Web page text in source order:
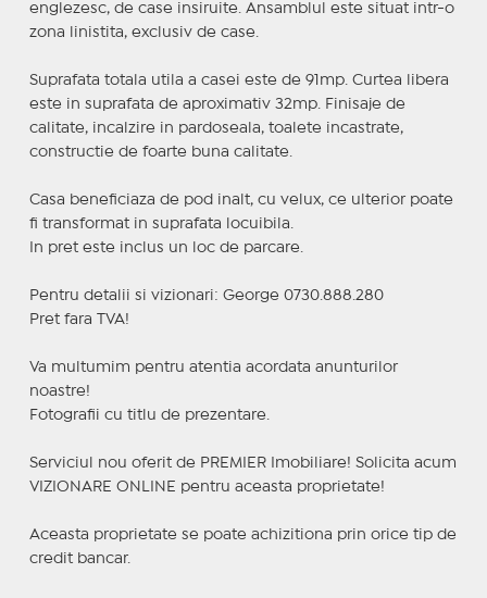
englezesc, de case insiruite. Ansamblul este situat intr-o
zona linistita, exclusiv de case.
Suprafata totala utila a casei este de 91mp. Curtea libera
este in suprafata de aproximativ 32mp. Finisaje de
calitate, incalzire in pardoseala, toalete incastrate,
constructie de foarte buna calitate.
Casa beneficiaza de pod inalt, cu velux, ce ulterior poate
fi transformat in suprafata locuibila.
In pret este inclus un loc de parcare.
Pentru detalii si vizionari: George 0730.888.280
Pret fara TVA!
Va multumim pentru atentia acordata anunturilor
noastre!
Fotografii cu titlu de prezentare.
Serviciul nou oferit de PREMIER Imobiliare! Solicita acum
VIZIONARE ONLINE pentru aceasta proprietate!
Aceasta proprietate se poate achizitiona prin orice tip de
credit bancar.